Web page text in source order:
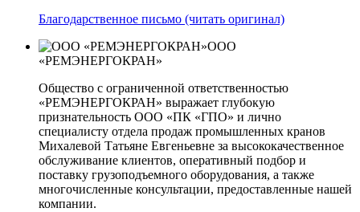
Благодарственное письмо (читать оригинал)
ООО
«РЕМЭНЕРГОКРАН»
Общество с ограниченной ответственностью
«РЕМЭНЕРГОКРАН» выражает глубокую
признательность ООО «ПК «ГПО» и лично
специалисту отдела продаж промышленных кранов
Михалевой Татьяне Евгеньевне за высококачественное
обслуживание клиентов, оперативный подбор и
поставку грузоподъемного оборудования, а также
многочисленные консультации, предоставленные нашей
компании.